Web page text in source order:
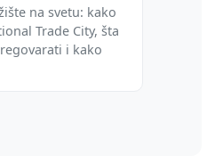
na svetu: kako
Trade City, šta
i kako